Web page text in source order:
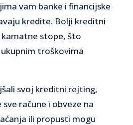
vam banke i financijske
kredite. Bolji kreditni
stope, što
troškovima
svoj kreditni rejting,
račune i obveze na
ili propusti mogu